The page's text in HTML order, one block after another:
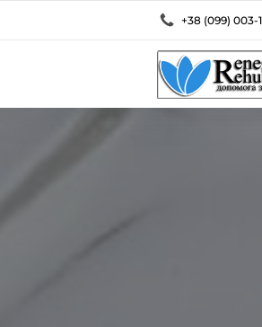
+38 (099) 003-